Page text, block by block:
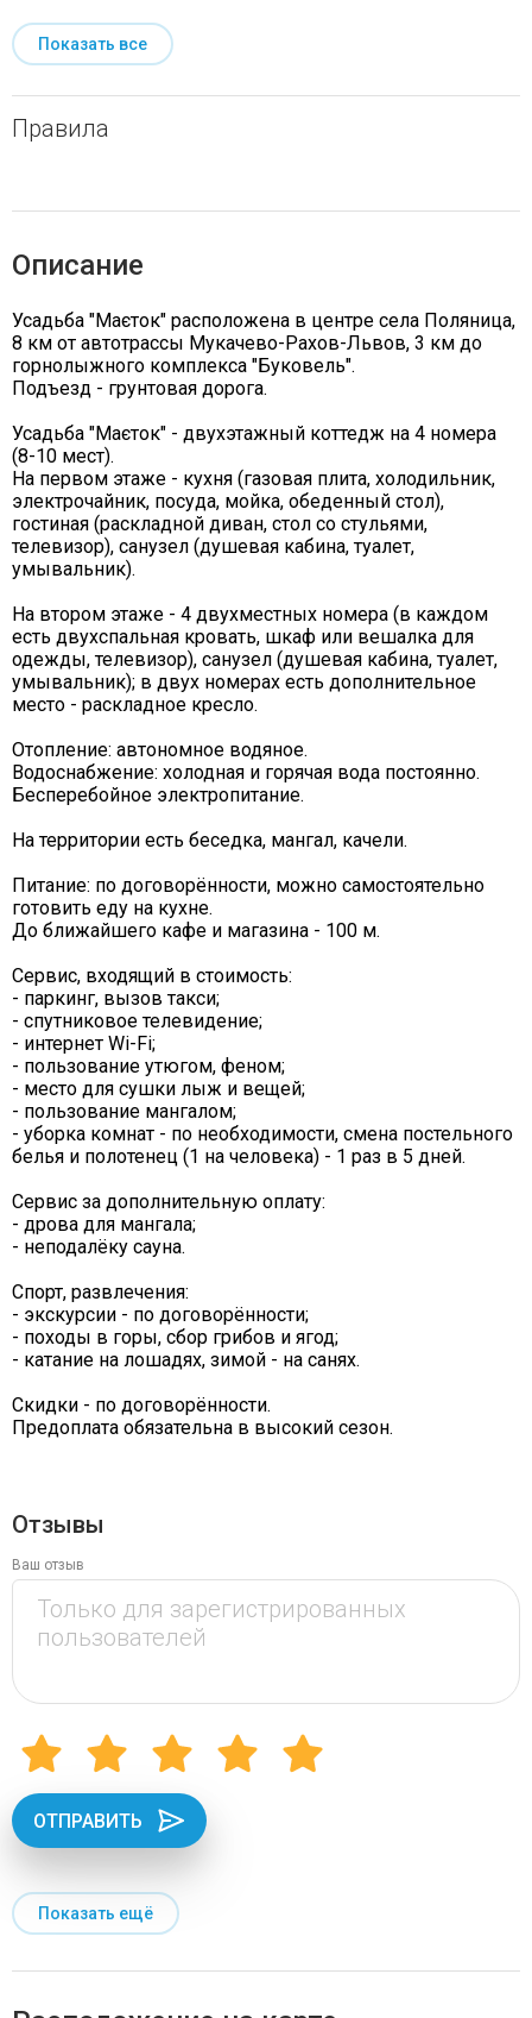
Показать все
Правила
Описание
Усадьба "Маєток" расположена в центре села Поляница,
8 км от автотрассы Мукачево-Рахов-Львов, 3 км до
горнолыжного комплекса "Буковель".
Подъезд - грунтовая дорога.
Усадьба "Маєток" - двухэтажный коттедж на 4 номера
(8-10 мест).
На первом этаже - кухня (газовая плита, холодильник,
электрочайник, посуда, мойка, обеденный стол),
гостиная (раскладной диван, стол со стульями,
телевизор), санузел (душевая кабина, туалет,
умывальник).
На втором этаже - 4 двухместных номера (в каждом
есть двухспальная кровать, шкаф или вешалка для
одежды, телевизор), санузел (душевая кабина, туалет,
умывальник); в двух номерах есть дополнительное
место - раскладное кресло.
Отопление: автономное водяное.
Водоснабжение: холодная и горячая вода постоянно.
Бесперебойное электропитание.
На территории есть беседка, мангал, качели.
Питание: по договорённости, можно самостоятельно
готовить еду на кухне.
До ближайшего кафе и магазина - 100 м.
Сервис, входящий в стоимость:
- паркинг, вызов такси;
- спутниковое телевидение;
- интернет Wi-Fi;
- пользование утюгом, феном;
- место для сушки лыж и вещей;
- пользование мангалом;
- уборка комнат - по необходимости, смена постельного
белья и полотенец (1 на человека) - 1 раз в 5 дней.
Сервис за дополнительную оплату:
- дрова для мангала;
- неподалёку сауна.
Спорт, развлечения:
- экскурсии - по договорённости;
- походы в горы, сбор грибов и ягод;
- катание на лошадях, зимой - на санях.
Скидки - по договорённости.
Предоплата обязательна в высокий сезон.
Отзывы
Ваш отзыв
ОТПРАВИТЬ
Показать ещё